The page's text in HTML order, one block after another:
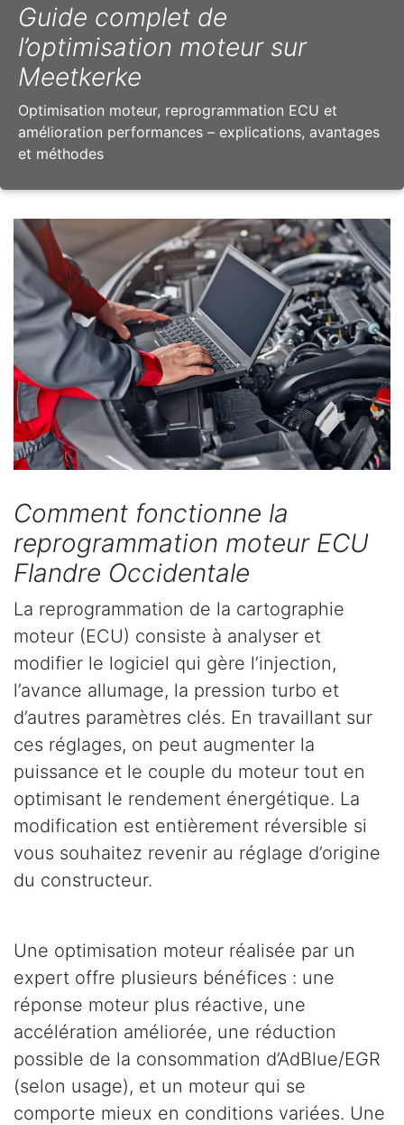
Guide complet de
l’optimisation moteur sur
Meetkerke
Optimisation moteur, reprogrammation ECU et
amélioration performances – explications, avantages
et méthodes
Comment fonctionne la
reprogrammation moteur ECU
Flandre Occidentale
La reprogrammation de la cartographie
moteur (ECU) consiste à analyser et
modifier le logiciel qui gère l’injection,
l’avance allumage, la pression turbo et
d’autres paramètres clés. En travaillant sur
ces réglages, on peut augmenter la
puissance et le couple du moteur tout en
optimisant le rendement énergétique. La
modification est entièrement réversible si
vous souhaitez revenir au réglage d’origine
du constructeur.
Une optimisation moteur réalisée par un
expert offre plusieurs bénéfices : une
réponse moteur plus réactive, une
accélération améliorée, une réduction
possible de la consommation d’AdBlue/EGR
(selon usage), et un moteur qui se
comporte mieux en conditions variées. Une